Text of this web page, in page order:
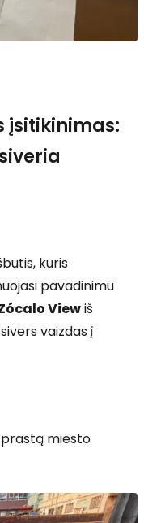
įsitikinimas:
kuris
pavadinimu
Viewiš
vaizdas į
miesto